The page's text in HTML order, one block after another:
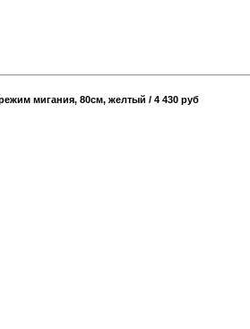
мигания, 80см, желтый / 4 430 руб